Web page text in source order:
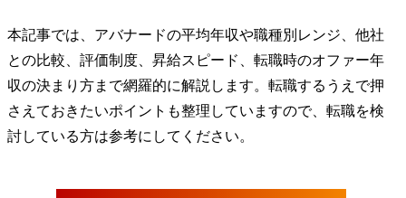
本記事では、アバナードの平均年収や職種別レンジ、他社
との比較、評価制度、昇給スピード、転職時のオファー年
収の決まり方まで網羅的に解説します。転職するうえで押
さえておきたいポイントも整理していますので、転職を検
討している方は参考にしてください。